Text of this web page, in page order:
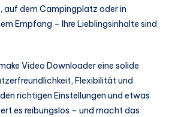
auf dem Campingplatz oder in
Empfang – Ihre Lieblingsinhalte sind
Video Downloader eine solide
Flexibilität und
richtigen Einstellungen und etwas
es reibungslos – und macht das